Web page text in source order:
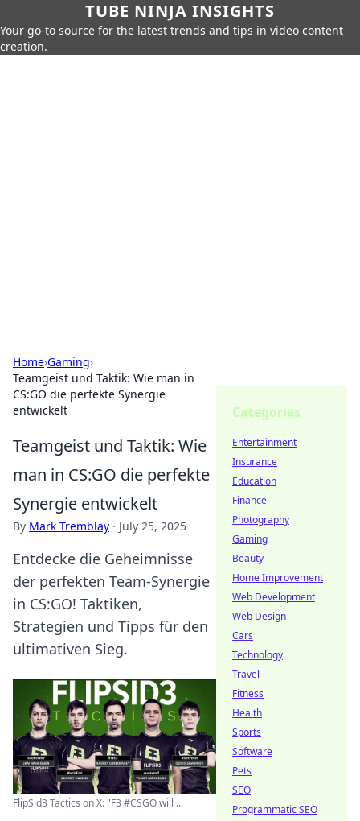
TUBE NINJA INSIGHTS
Your go-to source for the latest trends and tips in video content
creation.
Home›Gaming›
Teamgeist und Taktik: Wie man in
CS:GO die perfekte Synergie
entwickelt
Teamgeist und Taktik: Wie
man in CS:GO die perfekte
Synergie entwickelt
By Mark Tremblay · July 25, 2025
Entdecke die Geheimnisse
der perfekten Team-Synergie
in CS:GO! Taktiken,
Strategien und Tipps für den
ultimativen Sieg.
FlipSid3 Tactics on X: "F3 #CSGO will ...
Categories
Entertainment
Insurance
Education
Finance
Photography
Gaming
Beauty
Home Improvement
Web Development
Web Design
Cars
Technology
Travel
Fitness
Health
Sports
Software
Pets
SEO
Programmatic SEO